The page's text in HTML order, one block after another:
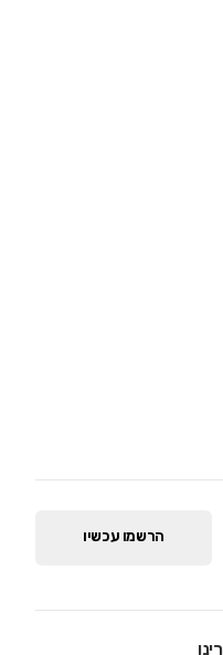
הרשמו עכשיו